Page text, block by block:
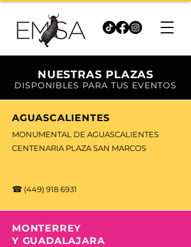
NUESTRAS PLAZAS
DISPONIBLES PARA TUS EVENTOS
AGUASCALIENTES
MONUMENTAL DE AGUASCALIENTES
CENTENARIA PLAZA SAN MARCOS
☎ (449) 918 6931
MONTERREY
Y GUADALAJARA